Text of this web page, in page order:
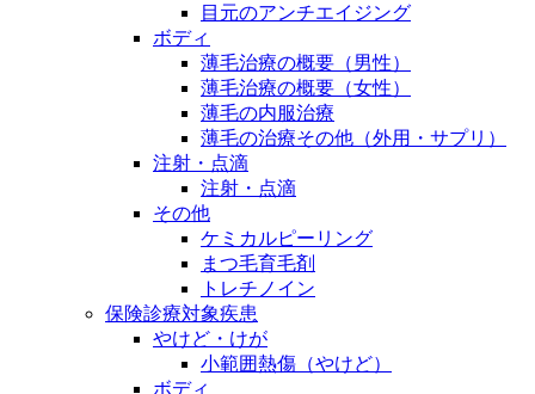
目元のアンチエイジング
ボディ
薄毛治療の概要（男性）
薄毛治療の概要（女性）
薄毛の内服治療
薄毛の治療その他（外用・サプリ）
注射・点滴
注射・点滴
その他
ケミカルピーリング
まつ毛育毛剤
トレチノイン
保険診療対象疾患
やけど・けが
小範囲熱傷（やけど）
ボディ